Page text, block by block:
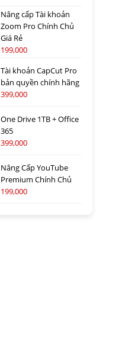
Nâng cấp Tài khoản
Zoom Pro Chính Chủ
Giá Rẻ
199,000
Tài khoản CapCut Pro
bản quyền chính hãng
399,000
One Drive 1TB + Office
365
399,000
Nâng Cấp YouTube
Premium Chính Chủ
199,000